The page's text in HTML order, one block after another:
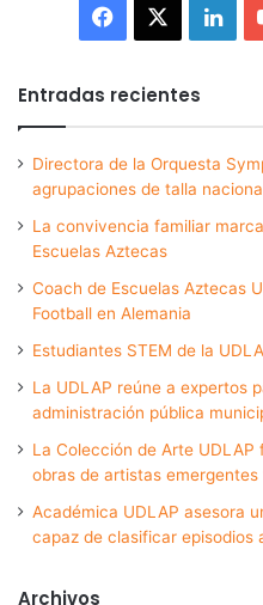
Facebook
Entradas recientes
Directora de la Orquesta
agrupaciones de talla
La convivencia familiar
Escuelas Aztecas
Coach de Escuelas Aztecas
Football en Alemania
Estudiantes STEM de la
La UDLAP reúne a expertos
administración pública
La Colección de Arte
obras de artistas
Académica UDLAP asesora
capaz de clasificar episodios
Archivos